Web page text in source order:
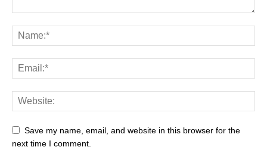
Save my name, email, and website in this browser for the
next time I comment.